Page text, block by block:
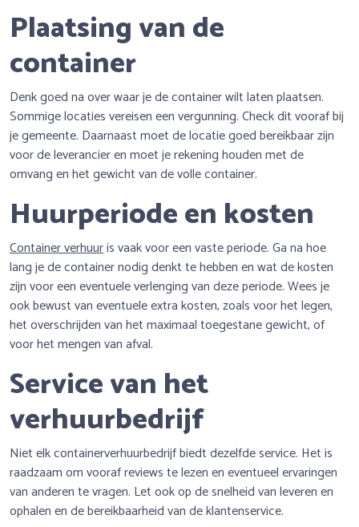
Plaatsing van de
container
Denk goed na over waar je de container wilt laten plaatsen.
Sommige locaties vereisen een vergunning. Check dit vooraf bij
je gemeente. Daarnaast moet de locatie goed bereikbaar zijn
voor de leverancier en moet je rekening houden met de
omvang en het gewicht van de volle container.
Huurperiode en kosten
Container verhuuris vaak voor een vaste periode. Ga na hoe
lang je de container nodig denkt te hebben en wat de kosten
zijn voor een eventuele verlenging van deze periode. Wees je
ook bewust van eventuele extra kosten, zoals voor het legen,
het overschrijden van het maximaal toegestane gewicht, of
voor het mengen van afval.
Service van het
verhuurbedrijf
Niet elk containerverhuurbedrijf biedt dezelfde service. Het is
raadzaam om vooraf reviews te lezen en eventueel ervaringen
van anderen te vragen. Let ook op de snelheid van leveren en
ophalen en de bereikbaarheid van de klantenservice.